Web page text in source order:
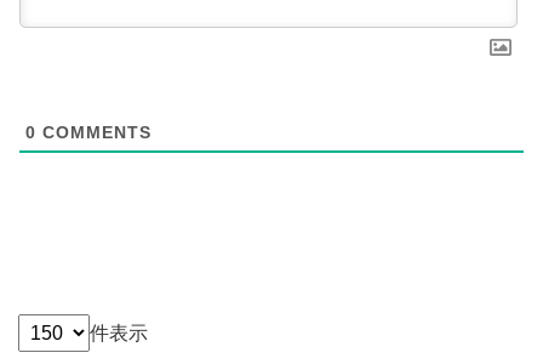
0 COMMENTS
件表示